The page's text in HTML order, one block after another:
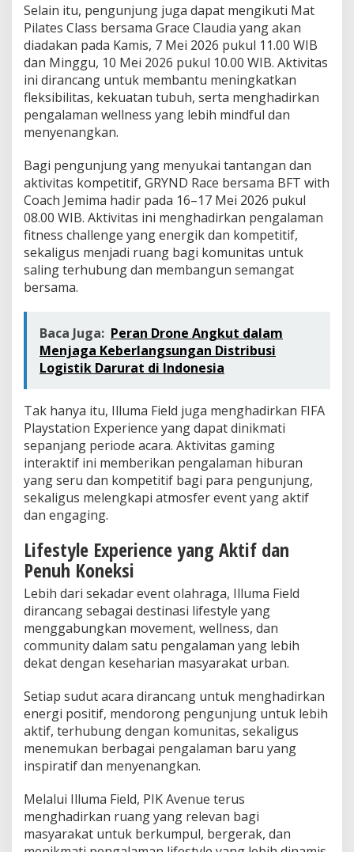
Selain itu, pengunjung juga dapat mengikuti Mat
Pilates Class bersama Grace Claudia yang akan
diadakan pada Kamis, 7 Mei 2026 pukul 11.00 WIB
dan Minggu, 10 Mei 2026 pukul 10.00 WIB. Aktivitas
ini dirancang untuk membantu meningkatkan
fleksibilitas, kekuatan tubuh, serta menghadirkan
pengalaman wellness yang lebih mindful dan
menyenangkan.
Bagi pengunjung yang menyukai tantangan dan
aktivitas kompetitif, GRYND Race bersama BFT with
Coach Jemima hadir pada 16–17 Mei 2026 pukul
08.00 WIB. Aktivitas ini menghadirkan pengalaman
fitness challenge yang energik dan kompetitif,
sekaligus menjadi ruang bagi komunitas untuk
saling terhubung dan membangun semangat
bersama.
Baca Juga: Peran Drone Angkut dalam
Menjaga Keberlangsungan Distribusi
Logistik Darurat di Indonesia
Tak hanya itu, Illuma Field juga menghadirkan FIFA
Playstation Experience yang dapat dinikmati
sepanjang periode acara. Aktivitas gaming
interaktif ini memberikan pengalaman hiburan
yang seru dan kompetitif bagi para pengunjung,
sekaligus melengkapi atmosfer event yang aktif
dan engaging.
Lifestyle Experience yang Aktif dan
Penuh Koneksi
Lebih dari sekadar event olahraga, Illuma Field
dirancang sebagai destinasi lifestyle yang
menggabungkan movement, wellness, dan
community dalam satu pengalaman yang lebih
dekat dengan keseharian masyarakat urban.
Setiap sudut acara dirancang untuk menghadirkan
energi positif, mendorong pengunjung untuk lebih
aktif, terhubung dengan komunitas, sekaligus
menemukan berbagai pengalaman baru yang
inspiratif dan menyenangkan.
Melalui Illuma Field, PIK Avenue terus
menghadirkan ruang yang relevan bagi
masyarakat untuk berkumpul, bergerak, dan